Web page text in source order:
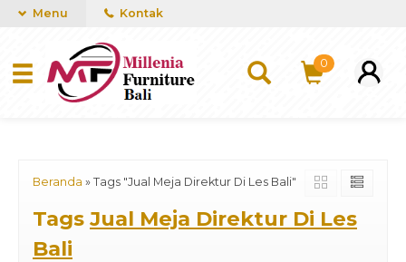
mUCn7CwGawCVTvwq7a99f4AgACOVgZvYEW65FFSDBf0
Menu Kontak
0
Beranda » Tags "Jual Meja Direktur Di Les Bali"
Tags Jual Meja Direktur Di Les
Bali